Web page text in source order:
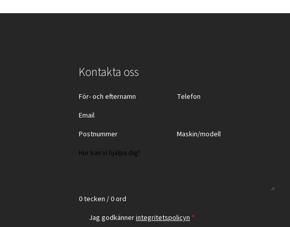
Kontakta oss
0 tecken / 0 ord
Jag godkännerintegritetspolicyn *